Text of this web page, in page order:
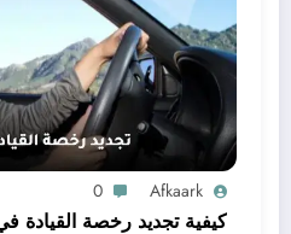
Afkaark
0
كيفية تجديد رخصة القيادة